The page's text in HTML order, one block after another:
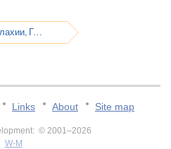
Книга пророка Малахии, Глава 2
Links About Site map
© 2001–2026
W-M